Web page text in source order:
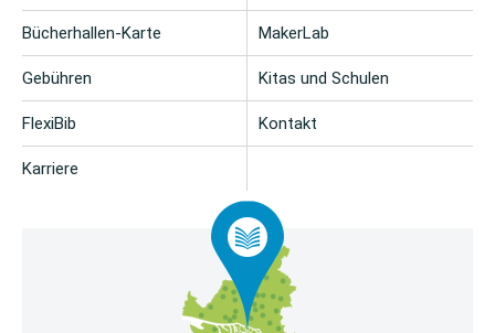
Bücherhallen-Karte
Gebühren
FlexiBib
Karriere
MakerLab
Kitas und Schulen
Kontakt